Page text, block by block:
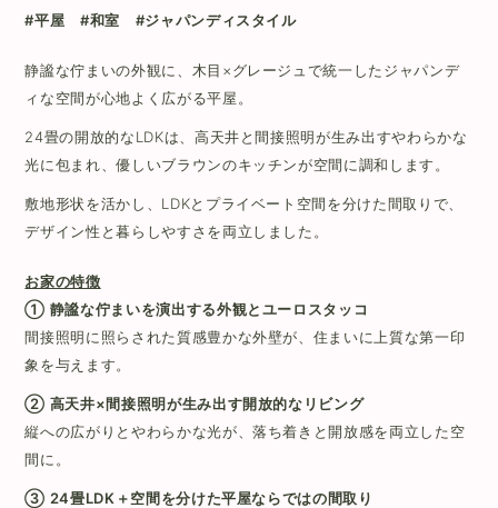
#平屋 #和室 #ジャパンディスタイル
静謐な佇まいの外観に、木目×グレージュで統一したジャパンデ
ィな空間が心地よく広がる平屋。
24畳の開放的なLDKは、高天井と間接照明が生み出すやわらかな
光に包まれ、優しいブラウンのキッチンが空間に調和します。
敷地形状を活かし、LDKとプライベート空間を分けた間取りで、
デザイン性と暮らしやすさを両立しました。
お家の特徴
① 静謐な佇まいを演出する外観とユーロスタッコ
間接照明に照らされた質感豊かな外壁が、住まいに上質な第一印
象を与えます。
② 高天井×間接照明が生み出す開放的なリビング
縦への広がりとやわらかな光が、落ち着きと開放感を両立した空
間に。
③ 24畳LDK＋空間を分けた平屋ならではの間取り